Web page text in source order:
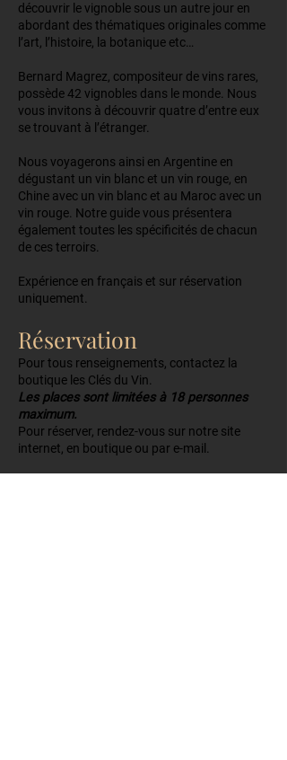
découvrir le vignoble sous un autre jour en
abordant des thématiques originales comme
l’art, l’histoire, la botanique etc…
Bernard Magrez, compositeur de vins rares,
possède 42 vignobles dans le monde. Nous
vous invitons à découvrir quatre d’entre eux
se trouvant à l’étranger.
Nous voyagerons ainsi en Argentine en
dégustant un vin blanc et un vin rouge, en
Chine avec un vin blanc et au Maroc avec un
vin rouge. Notre guide vous présentera
également toutes les spécificités de chacun
de ces terroirs.
Expérience en français et sur réservation
uniquement.
Réservation
Pour tous renseignements, contactez la
boutique les Clés du Vin.
Les places sont limitées à 18 personnes
maximum.
Pour réserver, rendez-vous sur notre site
internet, en boutique ou par e-mail.